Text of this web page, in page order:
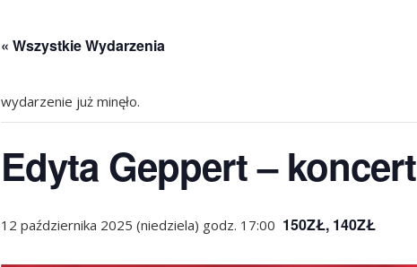
« Wszystkie Wydarzenia
wydarzenie już minęło.
Edyta Geppert – koncert
12 października 2025 (niedziela) godz. 17:00 150ZŁ, 140ZŁ